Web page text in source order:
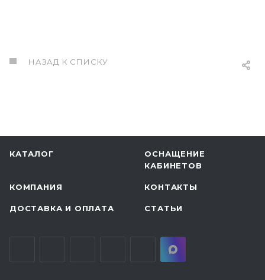
НАЗАД К СПИСКУ
КАТАЛОГ
ОСНАЩЕНИЕ
КАБИНЕТОВ
КОМПАНИЯ КОНТАКТЫ
ДОСТАВКА И ОПЛАТА СТАТЬИ